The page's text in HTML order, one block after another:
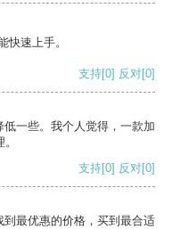
快速上手。
支持[0] 反对[0]
一些。我个人觉得，一款加
支持[0] 反对[0]
最优惠的价格，买到最合适